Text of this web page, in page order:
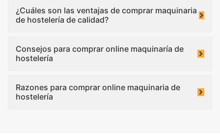
¿Cuáles son las ventajas de comprar maquinaria
de hostelería de calidad?
Consejos para comprar online maquinaría de
hostelería
Razones para comprar online maquinaria de
hostelería